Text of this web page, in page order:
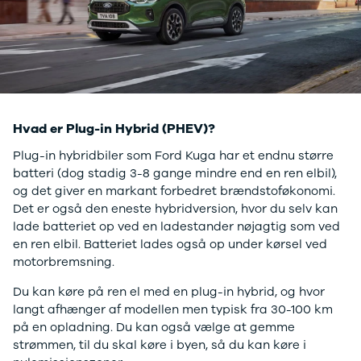
Modeller
Anmeldelser
Privatleasing
Tilbud
Suzuki
Anmeldelser
Privatleasing
Tilbud
S-Cross
Modeller
Anmeldelser
Privatleasing
Tilbud
Modeller
Anmeldelser
Privatleasing
Tilbud
Sprinter 319
Vito 111
Vito 114
Vito 116
B250 e
C200 d
MG
Se alle MG
Elbil
ZS
Mini
Se alle Mini
Cooper SE
Cooper S
Mitsubishi
Se alle
Hvad er Plug-in Hybrid (PHEV)?
Plug-in hybridbiler som Ford Kuga har et endnu større
batteri (dog stadig 3-8 gange mindre end en ren elbil),
og det giver en markant forbedret brændstoføkonomi.
Det er også den eneste hybridversion, hvor du selv kan
lade batteriet op ved en ladestander nøjagtig som ved
en ren elbil. Batteriet lades også op under kørsel ved
motorbremsning.
Du kan køre på ren el med en plug-in hybrid, og hvor
langt afhænger af modellen men typisk fra 30-100 km
på en opladning. Du kan også vælge at gemme
strømmen, til du skal køre i byen, så du kan køre i